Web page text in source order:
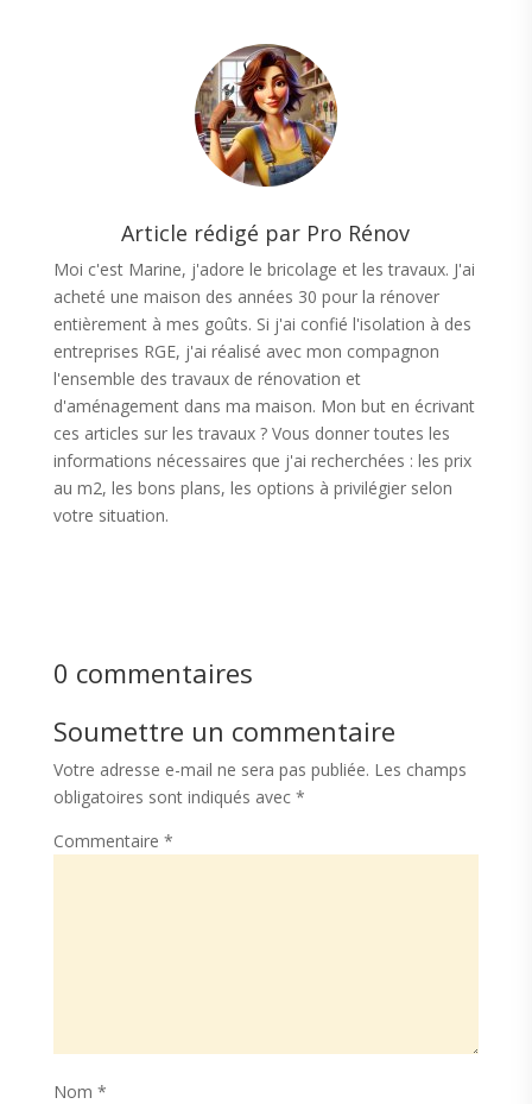
Article rédigé par Pro Rénov
Moi c'est Marine, j'adore le bricolage et les travaux. J'ai
acheté une maison des années 30 pour la rénover
entièrement à mes goûts. Si j'ai confié l'isolation à des
entreprises RGE, j'ai réalisé avec mon compagnon
l'ensemble des travaux de rénovation et
d'aménagement dans ma maison. Mon but en écrivant
ces articles sur les travaux ? Vous donner toutes les
informations nécessaires que j'ai recherchées : les prix
au m2, les bons plans, les options à privilégier selon
votre situation.
0 commentaires
Soumettre un commentaire
Votre adresse e-mail ne sera pas publiée. Les champs
obligatoires sont indiqués avec *
Commentaire *
Nom *